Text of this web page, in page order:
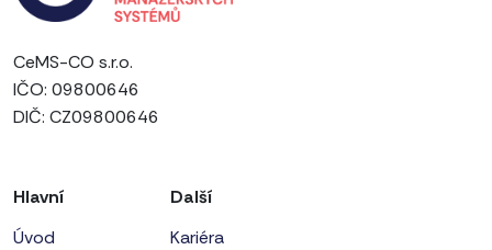
CeMS-CO s.r.o.
IČO: 09800646
DIČ: CZ09800646
Hlavní
Úvod
Další
Kariéra